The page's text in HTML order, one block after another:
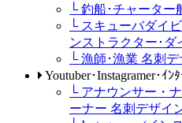
└ 釣船･チャーター
└ スキューバダイ
ンストラクター･ダ
└ 漁師･漁業 名刺
Youtuber･Instagramer･ｲﾝ
└ アナウンサー・
ーナー 名刺デザイ